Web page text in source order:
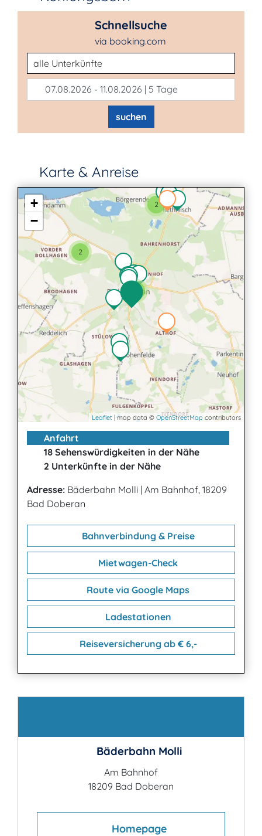
Schnellsuche
via booking.com
Unterkunftsart
07.08.2026 - 11.08.2026 | 5 Tage
suchen
Karte & Anreise
2
2
+
−
Leaflet | map data © OpenStreetMap contributors
Anfahrt
18 Sehenswürdigkeiten in der Nähe
2 Unterkünfte in der Nähe
Adresse: Bäderbahn Molli | Am Bahnhof, 18209
Bad Doberan
Bahnverbindung & Preise
Mietwagen-Check
Route via Google Maps
Ladestationen
Reiseversicherung ab € 6,-
Bäderbahn Molli
Am Bahnhof
18209 Bad Doberan
Homepage